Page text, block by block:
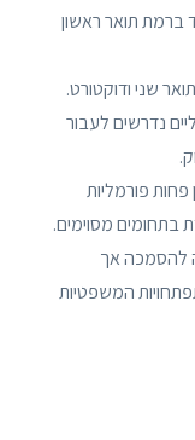
ברמת תואר ראשון
שני ודוקטורט.
נדרשים לעבור
פורמליות
בתחומים מסוימים.
להסמכה אך
המשפטיות